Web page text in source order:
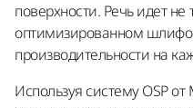
поверхности. Речь идет
оптимизированном
производительности на
Используя систему OSP